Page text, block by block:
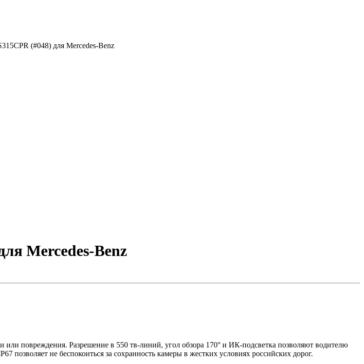
(#048) для Mercedes-Benz
Mercedes-Benz
или повреждения. Разрешение в 550 тв-линий, угол обзора 170° и ИК-подсветка позволяют водителю
позволяет не беспокоиться за сохранность камеры в жестких условиях российских дорог.